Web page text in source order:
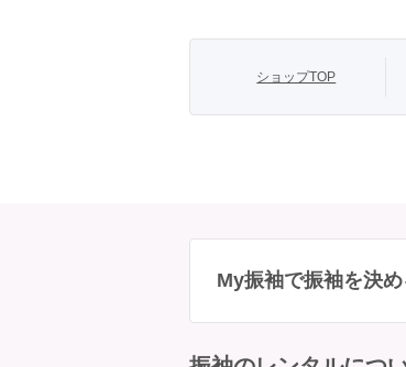
ショップTOP
My振袖で振袖を決